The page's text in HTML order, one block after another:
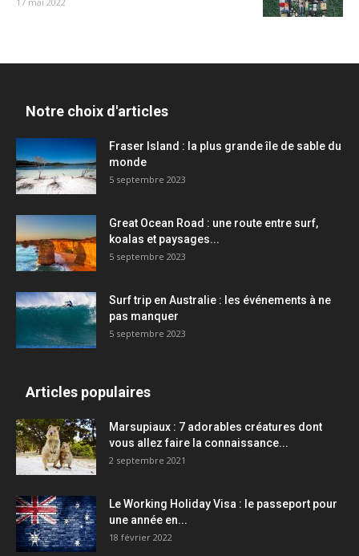
Notre choix d'articles
Fraser Island : la plus grande île de sable du
monde
5 septembre 2023
Great Ocean Road : une route entre surf,
koalas et paysages...
5 septembre 2023
Surf trip en Australie : les événements à ne
pas manquer
5 septembre 2023
Articles populaires
Marsupiaux : 7 adorables créatures dont
vous allez faire la connaissance...
2 septembre 2021
Le Working Holiday Visa : le passeport pour
une année en...
18 février 2022